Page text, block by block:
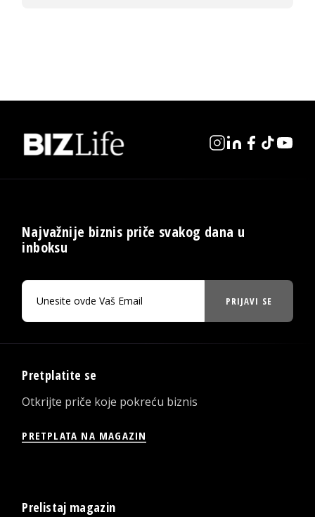
Najvažnije biznis priče svakog dana u
inboksu
PRIJAVI SE
Pretplatite se
Otkrijte priče koje pokreću biznis
PRETPLATA NA MAGAZIN
Prelistaj magazin